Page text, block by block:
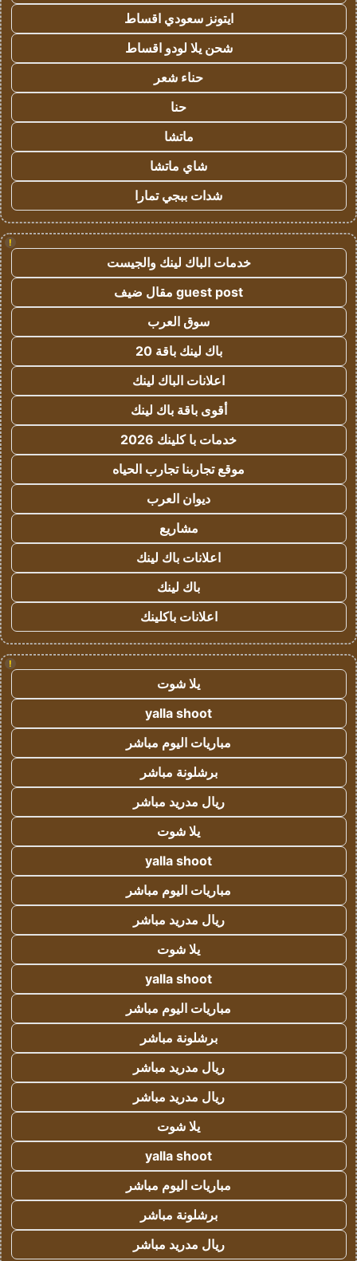
ايتونز سعودي اقساط
شحن يلا لودو اقساط
حناء شعر
حنا
ماتشا
شاي ماتشا
شدات ببجي تمارا
!
خدمات الباك لينك والجيست
guest post مقال ضيف
سوق العرب
باك لينك باقة 20
اعلانات الباك لينك
أقوى باقة باك لينك
خدمات با كلينك 2026
موقع تجاربنا تجارب الحياه
ديوان العرب
مشاريع
اعلانات باك لينك
باك لينك
اعلانات باكلينك
!
يلا شوت
yalla shoot
مباريات اليوم مباشر
برشلونة مباشر
ريال مدريد مباشر
يلا شوت
yalla shoot
مباريات اليوم مباشر
ريال مدريد مباشر
يلا شوت
yalla shoot
مباريات اليوم مباشر
برشلونة مباشر
ريال مدريد مباشر
ريال مدريد مباشر
يلا شوت
yalla shoot
مباريات اليوم مباشر
برشلونة مباشر
ريال مدريد مباشر